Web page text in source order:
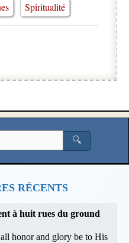
Spiritualité
🔍
RÉCENTS
à huit rues du ground
honor and glory be to His